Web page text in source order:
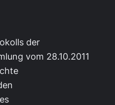
der
vom 28.10.2011